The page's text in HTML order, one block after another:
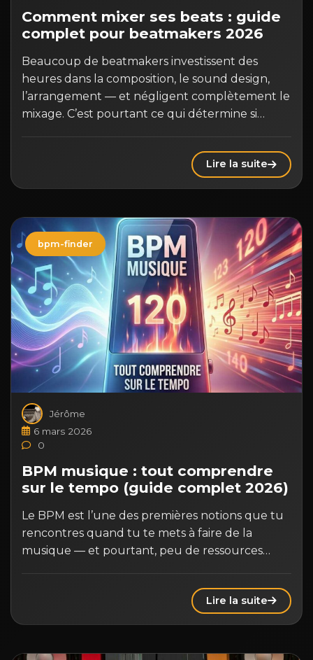
Comment mixer ses beats : guide
complet pour beatmakers 2026
Beaucoup de beatmakers investissent des
heures dans la composition, le sound design,
l’arrangement — et négligent complètement le
mixage. C’est pourtant ce qui détermine si…
Lire la suite
bpm-finder
Jérôme
6 mars 2026
0
BPM musique : tout comprendre
sur le tempo (guide complet 2026)
Le BPM est l’une des premières notions que tu
rencontres quand tu te mets à faire de la
musique — et pourtant, peu de ressources…
Lire la suite